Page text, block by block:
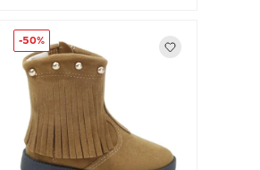
-50%